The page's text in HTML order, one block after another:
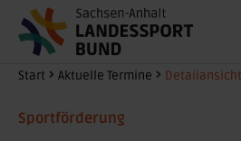
Zum Hauptinhalt springen
Sie sind hier:
Start Aktuelle Termine Detailansicht
Sportförderung